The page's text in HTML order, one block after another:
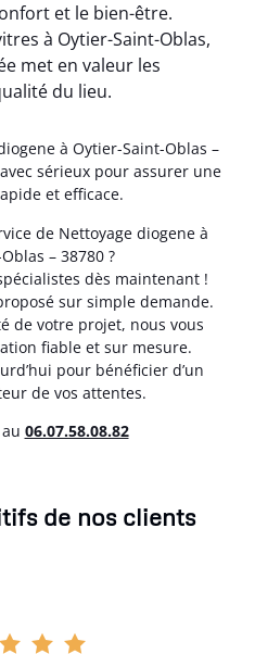
et le bien-être.
à Oytier-Saint-Oblas,
met en valeur les
du lieu.
à Oytier-Saint-Oblas –
sérieux pour assurer une
et efficace.
de Nettoyage diogene à
– 38780 ?
dès maintenant !
sur simple demande.
de votre projet, nous vous
fiable et sur mesure.
pour bénéficier d’un
de vos attentes.
06.07.58.08.82
de nos clients